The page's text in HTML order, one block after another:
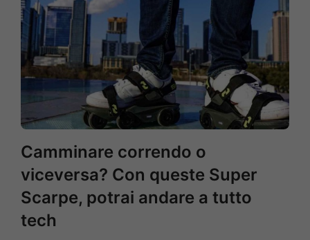
Camminare correndo o
viceversa? Con queste Super
Scarpe, potrai andare a tutto
tech